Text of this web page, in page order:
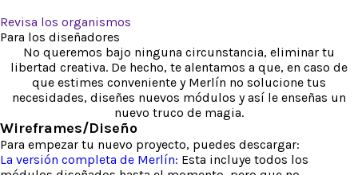
Revisa los organismos
Para los diseñadores
No queremos bajo ninguna circunstancia, eliminar tu
libertad creativa. De hecho, te alentamos a que, en caso de
que estimes conveniente y Merlín no solucione tus
necesidades, diseñes nuevos módulos y así le enseñas un
nuevo truco de magia.
Wireframes/Diseño
Para empezar tu nuevo proyecto, puedes descargar:
La versión completa de Merlín: Esta incluye todos los